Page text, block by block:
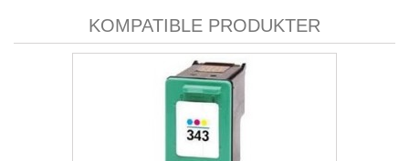
KOMPATIBLE PRODUKTER